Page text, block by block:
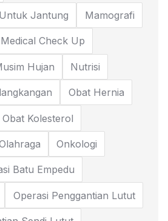
Jantung Mamografi
Medical Check Up
Hujan Nutrisi
Obat Hernia
Obat Kolesterol
Onkologi
Batu Empedu
Operasi Penggantian Lutut